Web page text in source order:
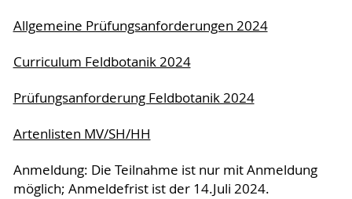
Allgemeine Prüfungsanforderungen 2024
Curriculum Feldbotanik 2024
Prüfungsanforderung Feldbotanik 2024
Artenlisten MV/SH/HH
Anmeldung: Die Teilnahme ist nur mit Anmeldung
möglich; Anmeldefrist ist der 14.Juli 2024.